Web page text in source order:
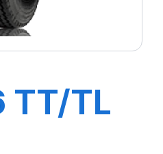
TT/TL